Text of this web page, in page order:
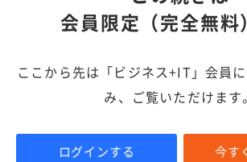
会員限定（完全無料
ここから先は「ビジネス+IT」会員
み、ご覧いただけます。
ログインする 今す